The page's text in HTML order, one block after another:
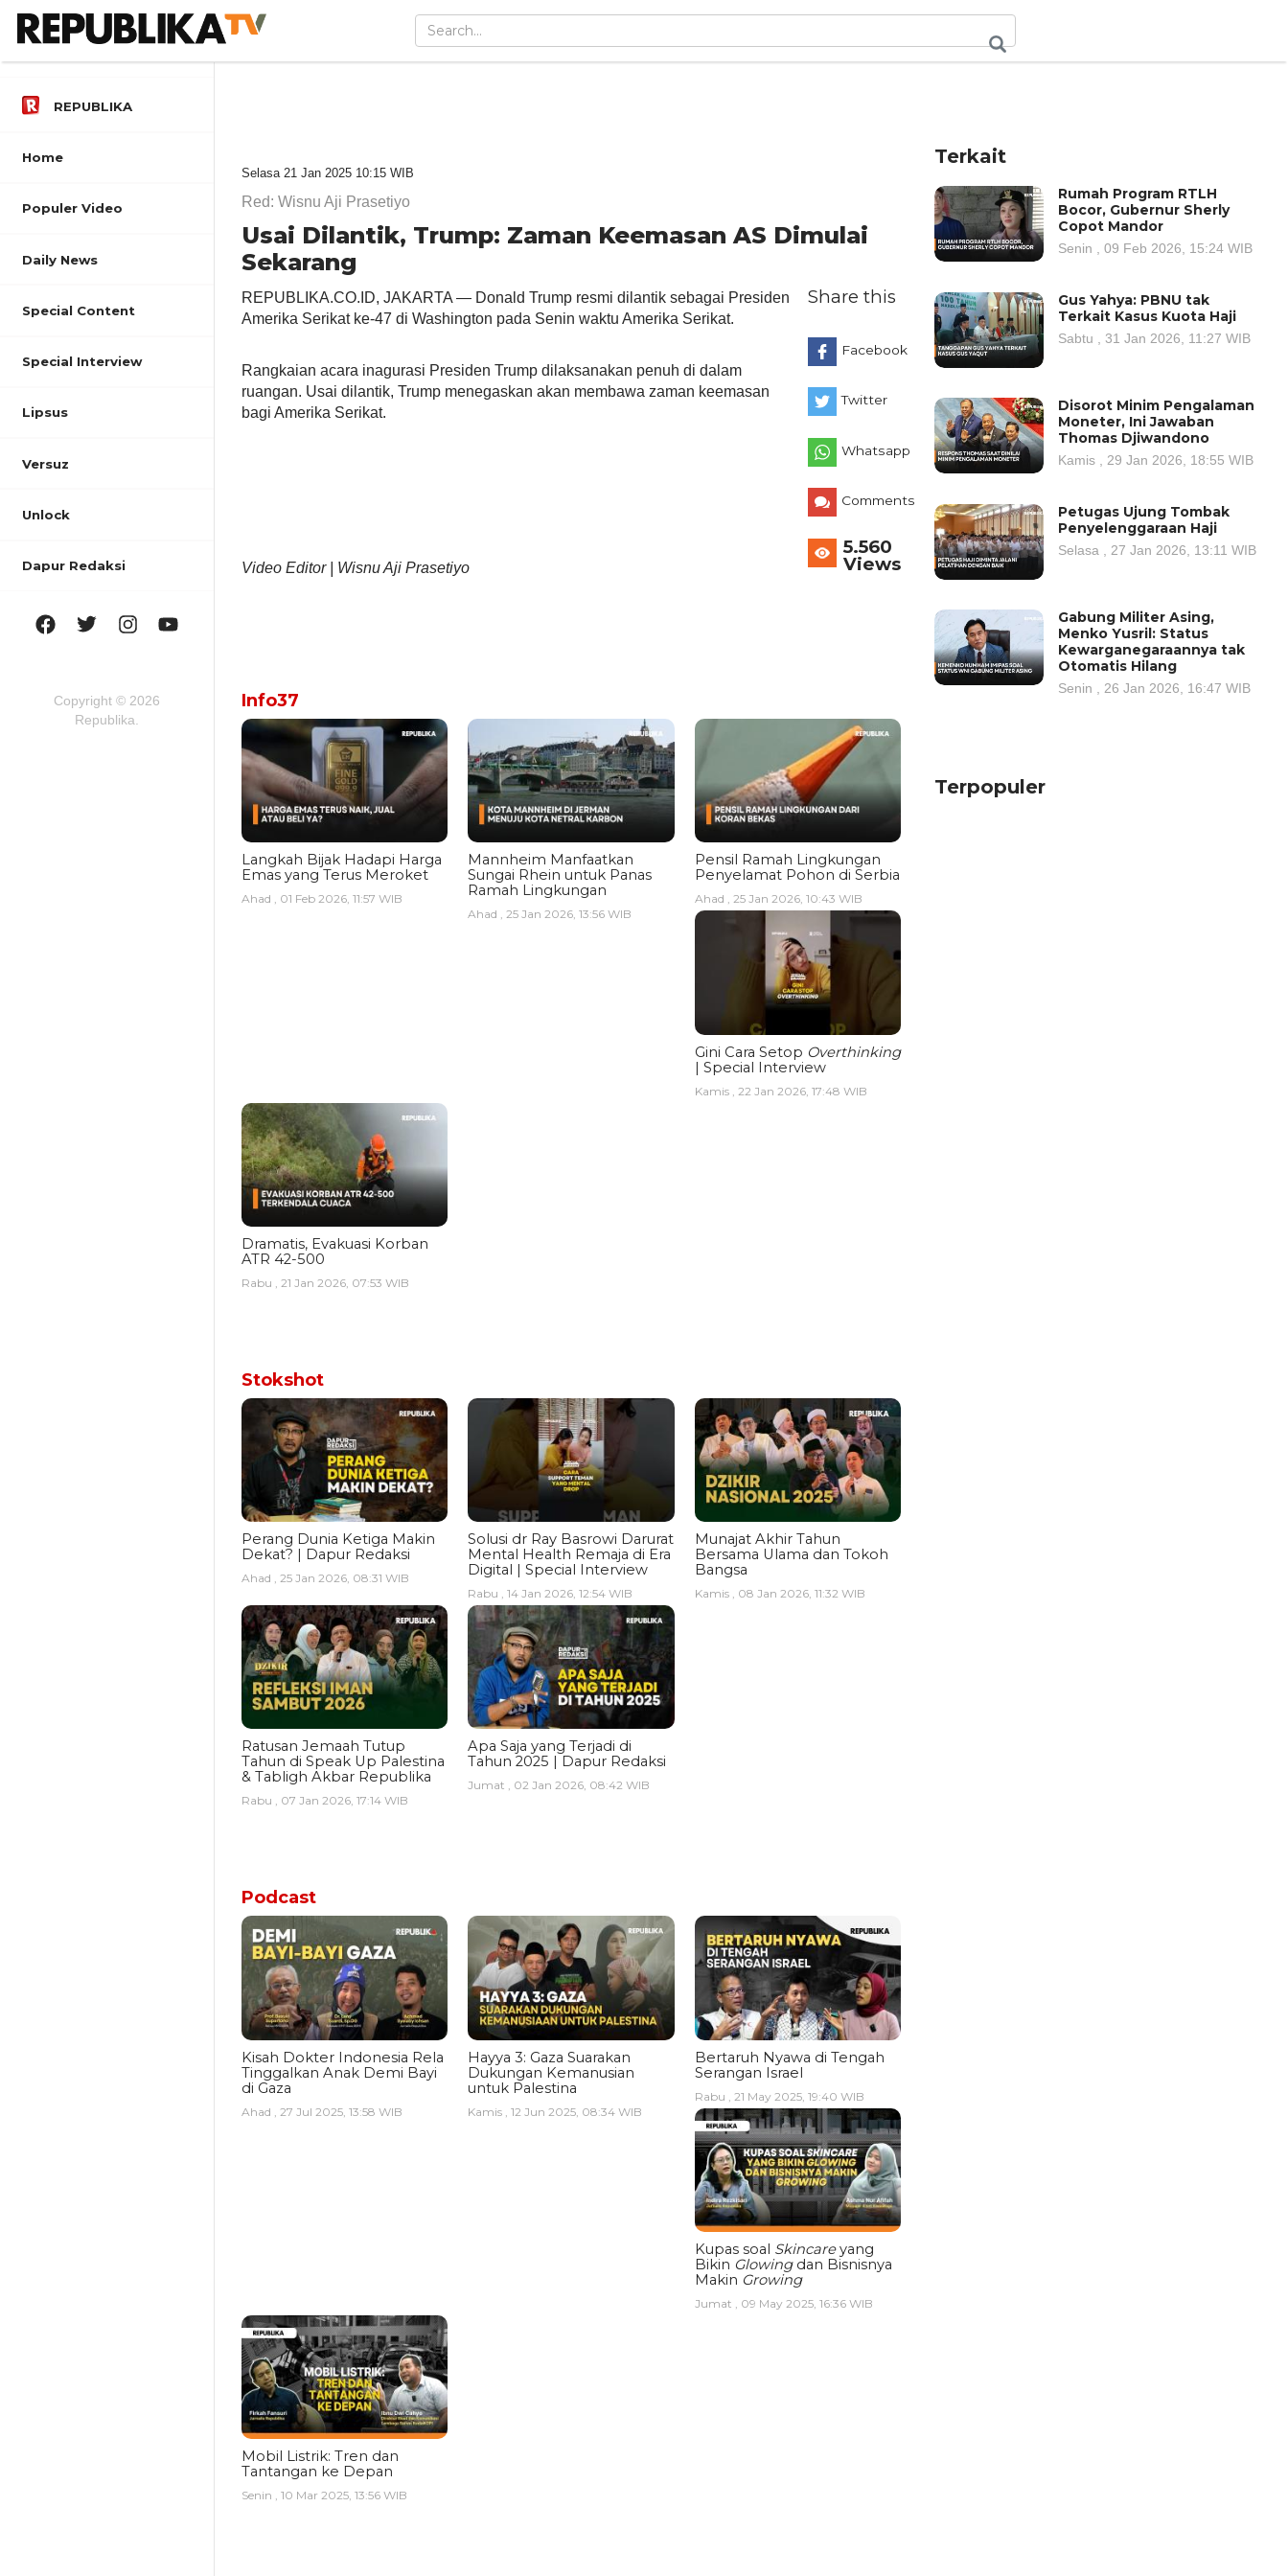
REPUBLIKA
Home
Populer Video
Daily News
Special Content
Special Interview
Lipsus
Versuz
Unlock
Dapur Redaksi
Copyright © 2026
Republika.
Selasa 21 Jan 2025 10:15 WIB
Red: Wisnu Aji Prasetiyo
Usai Dilantik, Trump: Zaman Keemasan AS Dimulai
Sekarang
REPUBLIKA.CO.ID, JAKARTA — Donald Trump resmi dilantik sebagai Presiden
Amerika Serikat ke-47 di Washington pada Senin waktu Amerika Serikat.
Rangkaian acara inagurasi Presiden Trump dilaksanakan penuh di dalam
ruangan. Usai dilantik, Trump menegaskan akan membawa zaman keemasan
bagi Amerika Serikat.
Video Editor | Wisnu Aji Prasetiyo
Share this
Facebook
Twitter
Whatsapp
Comments
5.560
Views
Info37
Langkah Bijak Hadapi Harga
Emas yang Terus Meroket
Ahad , 01 Feb 2026, 11:57 WIB
Mannheim Manfaatkan
Sungai Rhein untuk Panas
Ramah Lingkungan
Ahad , 25 Jan 2026, 13:56 WIB
Pensil Ramah Lingkungan
Penyelamat Pohon di Serbia
Ahad , 25 Jan 2026, 10:43 WIB
Gini Cara Setop Overthinking
| Special Interview
Kamis , 22 Jan 2026, 17:48 WIB
Dramatis, Evakuasi Korban
ATR 42-500
Rabu , 21 Jan 2026, 07:53 WIB
Stokshot
Perang Dunia Ketiga Makin
Dekat? | Dapur Redaksi
Ahad , 25 Jan 2026, 08:31 WIB
Solusi dr Ray Basrowi Darurat
Mental Health Remaja di Era
Digital | Special Interview
Rabu , 14 Jan 2026, 12:54 WIB
Munajat Akhir Tahun
Bersama Ulama dan Tokoh
Bangsa
Kamis , 08 Jan 2026, 11:32 WIB
Ratusan Jemaah Tutup
Tahun di Speak Up Palestina
& Tabligh Akbar Republika
Rabu , 07 Jan 2026, 17:14 WIB
Apa Saja yang Terjadi di
Tahun 2025 | Dapur Redaksi
Jumat , 02 Jan 2026, 08:42 WIB
Podcast
Kisah Dokter Indonesia Rela
Tinggalkan Anak Demi Bayi
di Gaza
Ahad , 27 Jul 2025, 13:58 WIB
Hayya 3: Gaza Suarakan
Dukungan Kemanusian
untuk Palestina
Kamis , 12 Jun 2025, 08:34 WIB
Bertaruh Nyawa di Tengah
Serangan Israel
Rabu , 21 May 2025, 19:40 WIB
Kupas soal Skincareyang
Bikin Glowingdan Bisnisnya
Makin Growing
Jumat , 09 May 2025, 16:36 WIB
Mobil Listrik: Tren dan
Tantangan ke Depan
Senin , 10 Mar 2025, 13:56 WIB
Terkait
Rumah Program RTLH
Bocor, Gubernur Sherly
Copot Mandor
Senin , 09 Feb 2026, 15:24 WIB
Gus Yahya: PBNU tak
Terkait Kasus Kuota Haji
Sabtu , 31 Jan 2026, 11:27 WIB
Disorot Minim Pengalaman
Moneter, Ini Jawaban
Thomas Djiwandono
Kamis , 29 Jan 2026, 18:55 WIB
Petugas Ujung Tombak
Penyelenggaraan Haji
Selasa , 27 Jan 2026, 13:11 WIB
Gabung Militer Asing,
Menko Yusril: Status
Kewarganegaraannya tak
Otomatis Hilang
Senin , 26 Jan 2026, 16:47 WIB
Terpopuler